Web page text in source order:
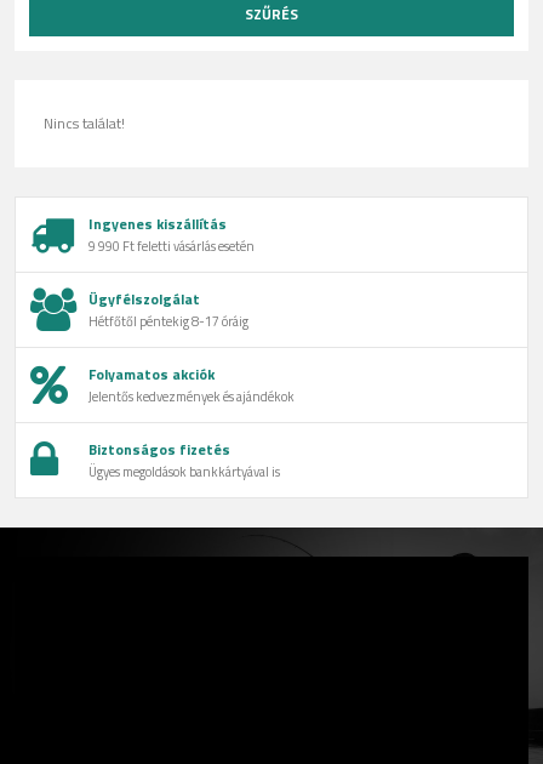
Nincs találat!
Ingyenes kiszállítás
9 990 Ft feletti vásárlás esetén
Ügyfélszolgálat
Hétfőtől péntekig 8-17 óráig
Folyamatos akciók
Jelentős kedvezmények és ajándékok
Biztonságos fizetés
Ügyes megoldások bankkártyával is